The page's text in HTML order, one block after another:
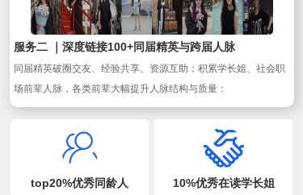
服务二 ｜深度链接100+同届精英与跨届人脉
同届精英破圈交友、经验共享、资源互助；积累学长姐、社会职
场前辈人脉，各类前辈大幅提升人脉结构与质量：
top20%优秀同龄人 10%优秀在读学长姐